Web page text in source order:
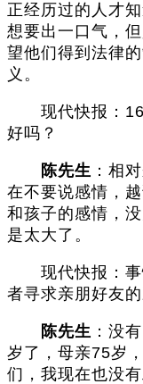
正经历过的人才
想要出一口气，
望他们得到法律
义。
现代快报：16
好吗？
陈先生 ：相
在不要说感情，
和孩子的感情，
是太大了。
现代快报：事
者寻求亲朋好友
陈先生 ：没
岁了，母亲75岁
们，我现在也没